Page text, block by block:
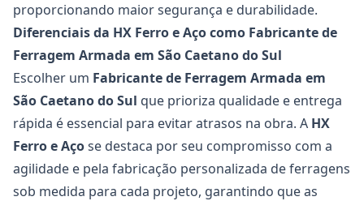
proporcionando maior segurança e durabilidade.
Diferenciais da HX Ferro e Aço como Fabricante de
Ferragem Armada em São Caetano do Sul
Escolher um Fabricante de Ferragem Armada em
São Caetano do Sul que prioriza qualidade e entrega
rápida é essencial para evitar atrasos na obra. A HX
Ferro e Açose destaca por seu compromisso com a
agilidade e pela fabricação personalizada de ferragens
sob medida para cada projeto, garantindo que as